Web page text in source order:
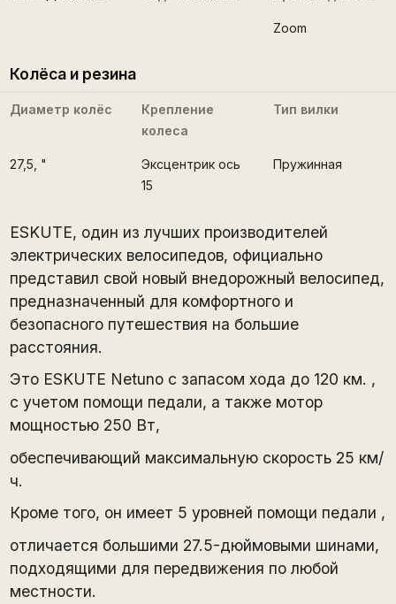
Zoom
Колёса и резина
Диаметр колёс
27,5 , "
Крепление
колеса
Эксцентрик ось
15
Тип вилки
Пружинная
ESKUTE, один из лучших производителей
электрических велосипедов, официально
представил свой новый внедорожный велосипед,
предназначенный для комфортного и
безопасного путешествия на большие
расстояния.
Это ESKUTE Netuno с запасом хода до 120 км. ,
с учетом помощи педали, а также мотор
мощностью 250 Вт,
обеспечивающий максимальную скорость 25 км/
ч.
Кроме того, он имеет 5 уровней помощи педали ,
отличается большими 27.5-дюймовыми шинами,
подходящими для передвижения по любой
местности.